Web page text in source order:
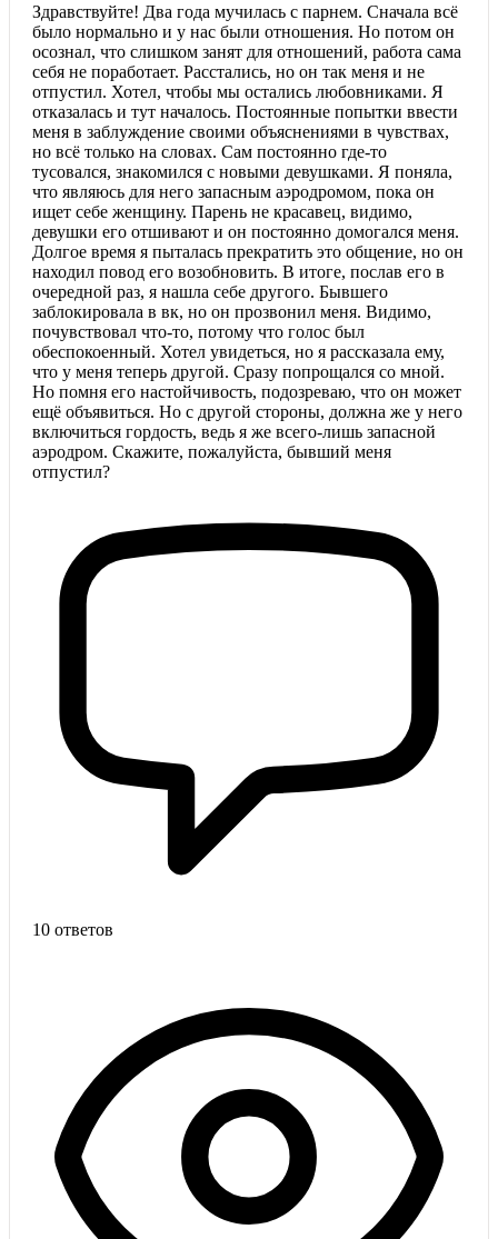
Здравствуйте! Два года мучилась с парнем. Сначала всё
было нормально и у нас были отношения. Но потом он
осознал, что слишком занят для отношений, работа сама
себя не поработает. Расстались, но он так меня и не
отпустил. Хотел, чтобы мы остались любовниками. Я
отказалась и тут началось. Постоянные попытки ввести
меня в заблуждение своими объяснениями в чувствах,
но всё только на словах. Сам постоянно где-то
тусовался, знакомился с новыми девушками. Я поняла,
что являюсь для него запасным аэродромом, пока он
ищет себе женщину. Парень не красавец, видимо,
девушки его отшивают и он постоянно домогался меня.
Долгое время я пыталась прекратить это общение, но он
находил повод его возобновить. В итоге, послав его в
очередной раз, я нашла себе другого. Бывшего
заблокировала в вк, но он прозвонил меня. Видимо,
почувствовал что-то, потому что голос был
обеспокоенный. Хотел увидеться, но я рассказала ему,
что у меня теперь другой. Сразу попрощался со мной.
Но помня его настойчивость, подозреваю, что он может
ещё объявиться. Но с другой стороны, должна же у него
включиться гордость, ведь я же всего-лишь запасной
аэродром. Скажите, пожалуйста, бывший меня
отпустил?
10 ответов